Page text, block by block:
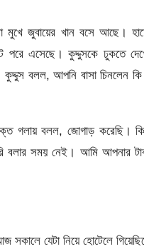
মুখে জুবায়ের খান বসে আছে।
এসেছে। কুদ্দুসকে ঢুকতে
বলল, আপনি বাসা চিনলেন কি
গলায় বলল, জোগাড় করেছি।
বলার সময় নেই। আমি আপনার
সকালে যেটা নিয়ে হোটেলে